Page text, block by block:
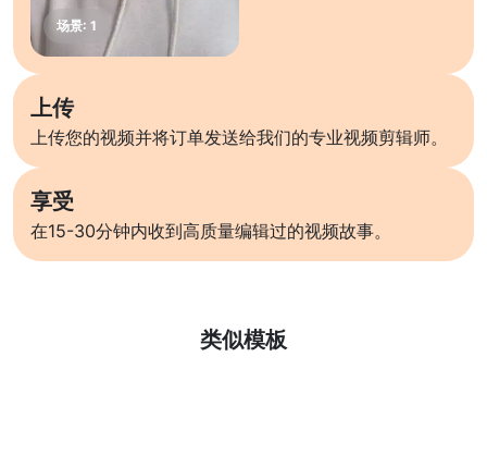
上传
上传您的视频并将订单发送给我们的专业视频剪辑师。
享受
在15-30分钟内收到高质量编辑过的视频故事。
类似模板
了解更多